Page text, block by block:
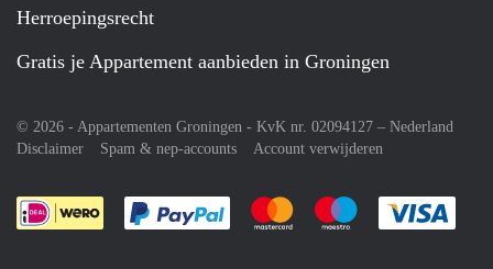
Herroepingsrecht
Gratis je Appartement aanbieden in Groningen
© 2026 - Appartementen Groningen - KvK nr. 02094127 – Nederland
Disclaimer
Spam & nep-accounts Account verwijderen
Je rekent gemakkelijk af met Paypal
Je rekent gemakkelijk af met
Je rekent